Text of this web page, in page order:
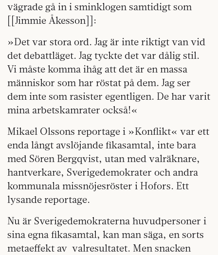
vägrade gå in i sminklogen samtidigt som
[[Jimmie Åkesson]]:
»Det var stora ord. Jag är inte riktigt van vid
det debattläget. Jag tyckte det var dålig stil.
Vi måste komma ihåg att det är en massa
människor som har röstat på dem. Jag ser
dem inte som rasister egentligen. De har varit
mina arbetskamrater också!«
Mikael Olssons reportage i »Konflikt« var ett
enda långt avslöjande fikasamtal, inte bara
med Sören Bergqvist, utan med valräknare,
hantverkare, Sverigedemokrater och andra
kommunala missnöjesröster i Hofors. Ett
lysande reportage.
Nu är Sverigedemokraterna huvudpersoner i
sina egna fikasamtal, kan man säga, en sorts
metaeffekt av valresultatet. Men snacken